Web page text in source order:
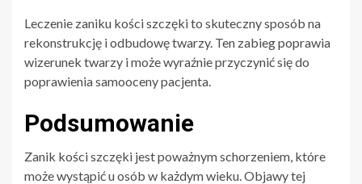
Leczenie zaniku kości szczęki to skuteczny sposób na
rekonstrukcję i odbudowę twarzy. Ten zabieg poprawia
wizerunek twarzy i może wyraźnie przyczynić się do
poprawienia samooceny pacjenta.
Podsumowanie
Zanik kości szczęki jest poważnym schorzeniem, które
może wystąpić u osób w każdym wieku. Objawy tej